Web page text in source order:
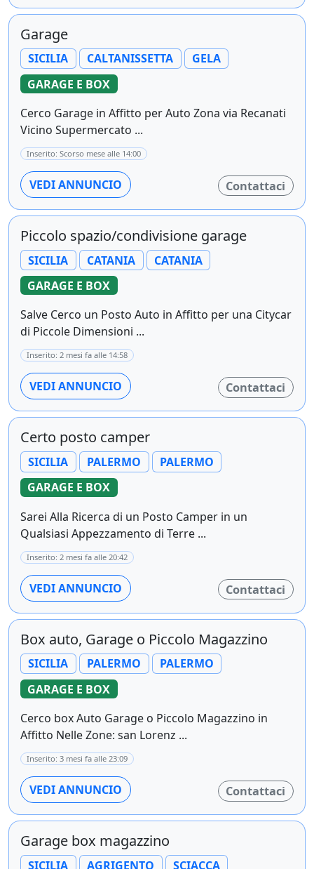
Garage
SICILIA CALTANISSETTA
GELA
GARAGE E BOX
Cerco Garage in Affitto per Auto Zona via Recanati
Vicino Supermercato ...
Inserito: Scorso mese alle 14:00
VEDI ANNUNCIO Contattaci
Piccolo spazio/condivisione garage
SICILIA CATANIA
CATANIA
GARAGE E BOX
Salve Cerco un Posto Auto in Affitto per una Citycar
di Piccole Dimensioni ...
Inserito: 2 mesi fa alle 14:58
VEDI ANNUNCIO Contattaci
Certo posto camper
SICILIA PALERMO
PALERMO
GARAGE E BOX
Sarei Alla Ricerca di un Posto Camper in un
Qualsiasi Appezzamento di Terre ...
Inserito: 2 mesi fa alle 20:42
VEDI ANNUNCIO Contattaci
Box auto, Garage o Piccolo Magazzino
SICILIA PALERMO
PALERMO
GARAGE E BOX
Cerco box Auto Garage o Piccolo Magazzino in
Affitto Nelle Zone: san Lorenz ...
Inserito: 3 mesi fa alle 23:09
VEDI ANNUNCIO Contattaci
Garage box magazzino
SICILIA AGRIGENTO SCIACCA